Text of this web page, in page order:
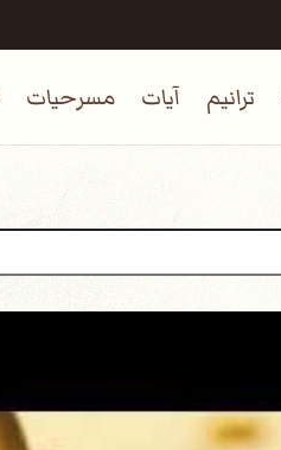
ترانيم آيات مسرحيات